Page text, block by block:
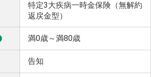
特定3大疾病一時金保険（無解約
返戻金型）
満0歳～満80歳
告知